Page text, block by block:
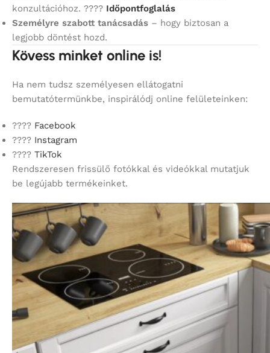
konzultációhoz. ???? Időpontfoglalás
Személyre szabott tanácsadás – hogy biztosan a
legjobb döntést hozd.
Kövess minket online is!
Ha nem tudsz személyesen ellátogatni
bemutatótermünkbe, inspirálódj online felületeinken:
???? Facebook
???? Instagram
???? TikTok
Rendszeresen frissülő fotókkal és videókkal mutatjuk
be legújabb termékeinket.